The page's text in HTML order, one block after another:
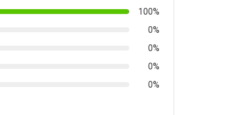
100%
0%
0%
0%
0%